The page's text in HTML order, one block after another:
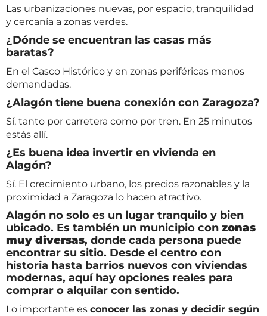
Las urbanizaciones nuevas, por espacio, tranquilidad
y cercanía a zonas verdes.
¿Dónde se encuentran las casas más
baratas?
En el Casco Histórico y en zonas periféricas menos
demandadas.
¿Alagón tiene buena conexión con Zaragoza?
Sí, tanto por carretera como por tren. En 25 minutos
estás allí.
¿Es buena idea invertir en vivienda en
Alagón?
Sí. El crecimiento urbano, los precios razonables y la
proximidad a Zaragoza lo hacen atractivo.
Alagón no solo es un lugar tranquilo y bien
ubicado. Es también un municipio con zonas
muy diversas, donde cada persona puede
encontrar su sitio. Desde el centro con
historia hasta barrios nuevos con viviendas
modernas, aquí hay opciones reales para
comprar o alquilar con sentido.
Lo importante es conocer las zonas y decidir según